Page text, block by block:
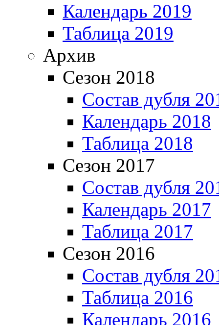
Календарь 2019
Таблица 2019
Архив
Сезон 2018
Состав дубля
Календарь 2018
Таблица 2018
Сезон 2017
Состав дубля
Календарь 2017
Таблица 2017
Сезон 2016
Состав дубля
Таблица 2016
Календарь 2016